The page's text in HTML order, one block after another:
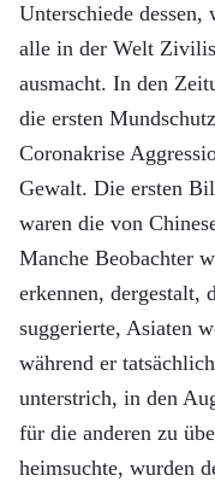
Unterschiede
alle in der Welt
ausmacht. In den
die ersten
Coronakrise
Gewalt. Die ersten
waren die von
Manche Beobachter
erkennen, dergestalt,
suggerierte, Asiaten
während er
unterstrich, in den
für die anderen zu
heimsuchte, wurden